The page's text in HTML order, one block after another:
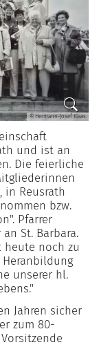
© Hermann-Josef Klaas
und ist an
Die feierliche
in Reusrath
bzw.
Pfarrer
St. Barbara.
heute noch zu
unserer hl.
Jahren sicher
zum 80-